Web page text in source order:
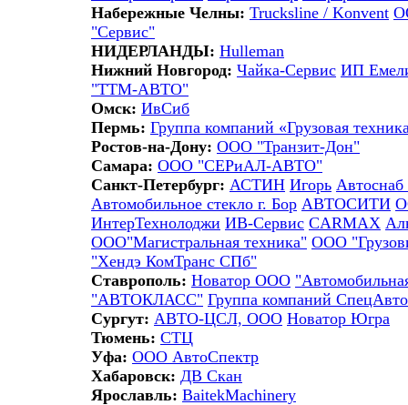
Набережные Челны: Trucksline / Konvent
"Сервис"
НИДЕРЛАНДЫ: Hulleman
Нижний Новгород: Чайка-Сервис ИП
"ТТМ-АВТО"
Омск: ИвСиб
Пермь: Группа компаний «Грузовая
Ростов-на-Дону: ООО "Транзит-Дон"
Самара: ООО "СЕРиАЛ-АВТО"
Санкт-Петербург: АСТИН Игорь Автоснаб
Автомобильное стекло г. Бор АВТОСИТИ
ИнтерТехнолоджи ИВ-Сервис CARMAX
ООО"Магистральная техника" ООО
"Хендэ КомТранс СПб"
Ставрополь: Новатор ООО
"АВТОКЛАСС" Группа компаний
Сургут: АВТО-ЦСЛ, ООО Новатор Югра
Тюмень: СТЦ
Уфа: ООО АвтоСпектр
Хабаровск: ДВ Скан
Ярославль: BaitekMachinery